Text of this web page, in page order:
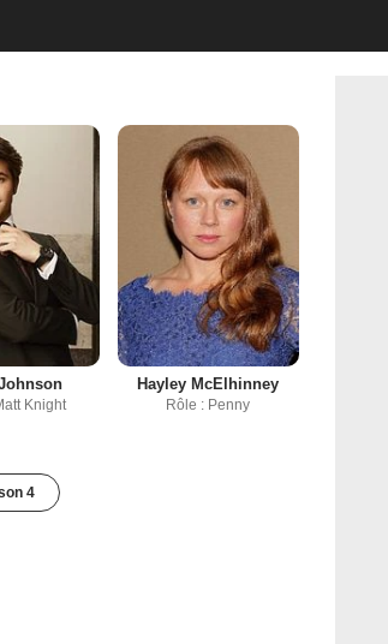
Knight
Hayley McElhinney
Rôle : Penny
4